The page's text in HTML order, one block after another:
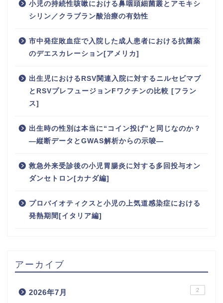
小児の持続性咳嗽における鼻咽頭細菌叢とアモキシ
シリン／クラブラン酸治療の有効性
市中発症敗血症で入院した成人患者における抗菌薬
のデエスカレーション[アメリカ]
出生児におけるRSV関連入院に対するニルセビマブ
とRSVプレフュージョンFワクチンの比較 [フラン
ス]
出生時の性別は本当に“コイン投げ”と同じなのか？
―縦断データとGWAS解析からの示唆―
救急外来受診後の小児胃腸炎に対する多回投与オン
ダンセトロン[カナダ編]
プロバイオティクスと小児の上気道感染症における
発熱期間[イタリア編]
アーカイブ
2026年7月 2